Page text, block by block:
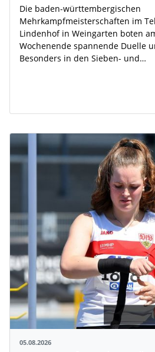
Die baden-württembergischen
Mehrkampfmeisterschaften im
Lindenhof in Weingarten boten
Wochenende spannende Duelle
Besonders in den Sieben- und…
05.08.2026